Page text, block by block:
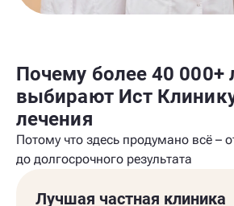
Почему более 40 000+
выбирают Ист
лечения
Потому что здесь продумано всё –
до долгосрочного результата
Лучшая частная клиника